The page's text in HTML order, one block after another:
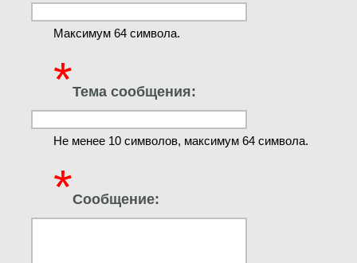
Максимум 64 символа.
*Тема сообщения:
Не менее 10 символов, максимум 64 символа.
*Сообщение: